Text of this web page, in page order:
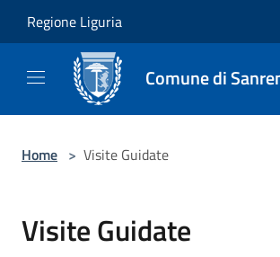
Regione Liguria
Comune di
Home > Visite Guidate
Visite Guidate